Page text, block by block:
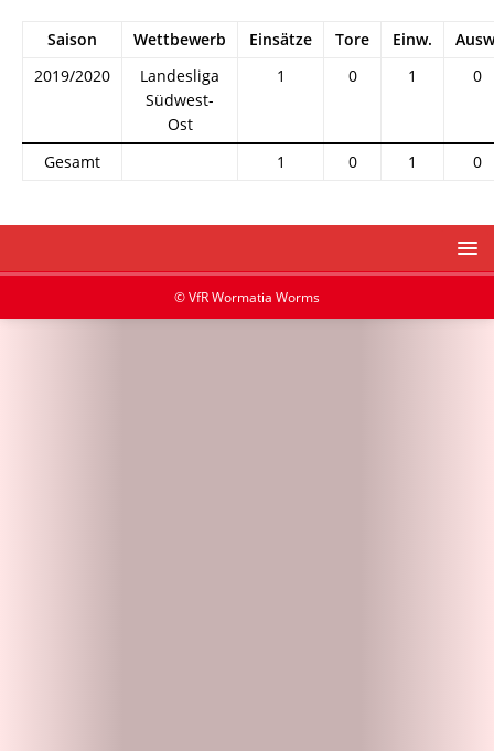
Saison Wettbewerb Einsätze Tore Einw.
2019/2020
Landesliga
Südwest-
Ost
1 0 1 0
Gesamt 1 0 1 0
© VfR Wormatia Worms